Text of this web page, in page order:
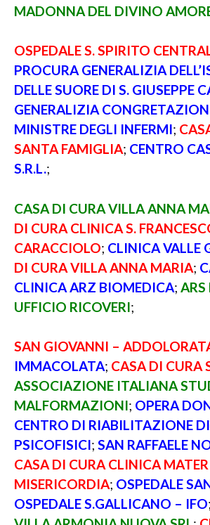
MADONNA DEL DIVINO
OSPEDALE S. SPIRITO
PROCURA GENERALIZIA
DELLE SUORE DI S. GIUSEPPE
GENERALIZIA
MINISTRE DEGLI INFERMI;
SANTA FAMIGLIA; CENTRO
S.R.L.;
CASA DI CURA VILLA ANNA
DI CURA CLINICA S.
CARACCIOLO; CLINICA VALLE
DI CURA VILLA ANNA MARIA;
CLINICA ARZ BIOMEDICA; ARS
UFFICIO RICOVERI;
SAN GIOVANNI –
IMMACOLATA; CASA DI CURA
ASSOCIAZIONE ITALIANA
MALFORMAZIONI; OPERA
CENTRO DI RIABILITAZIONE
PSICOFISICI; SAN RAFFAELE
CASA DI CURA CLINICA MATER
MISERICORDIA; OSPEDALE
OSPEDALE S.GALLICANO – IFO;